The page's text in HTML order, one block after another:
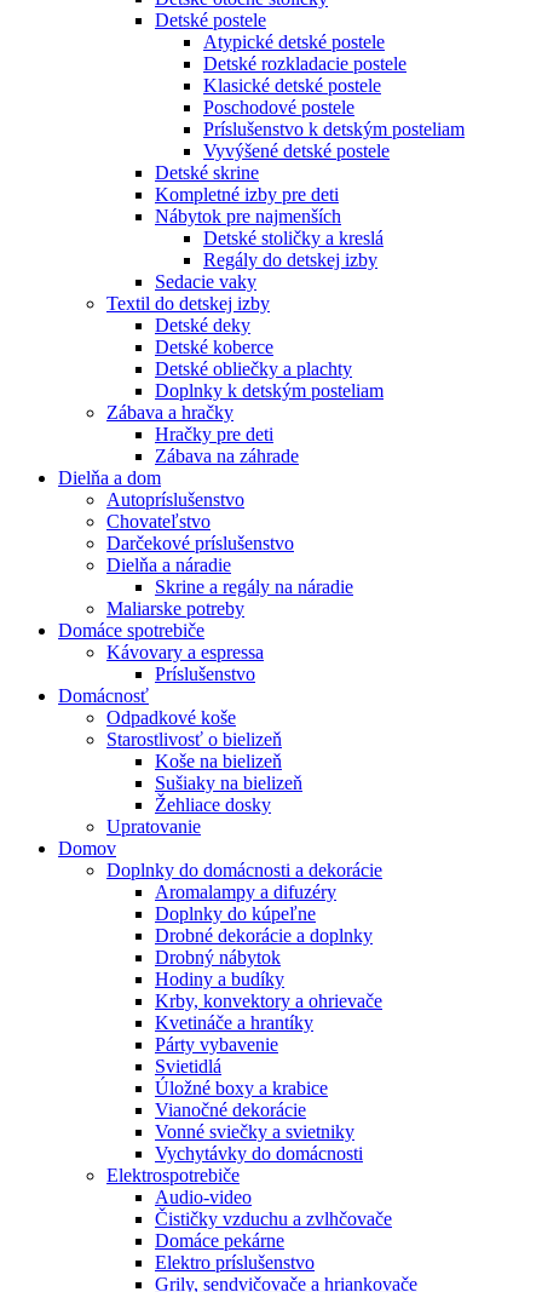
Detské postele
Atypické detské postele
Detské rozkladacie postele
Klasické detské postele
Poschodové postele
Príslušenstvo k detským posteliam
Vyvýšené detské postele
Detské skrine
Kompletné izby pre deti
Nábytok pre najmenších
Detské stoličky a kreslá
Regály do detskej izby
Sedacie vaky
Textil do detskej izby
Detské deky
Detské koberce
Detské obliečky a plachty
Doplnky k detským posteliam
Zábava a hračky
Hračky pre deti
Zábava na záhrade
Dielňa a dom
Autopríslušenstvo
Chovateľstvo
Darčekové príslušenstvo
Dielňa a náradie
Skrine a regály na náradie
Maliarske potreby
Domáce spotrebiče
Kávovary a espressa
Príslušenstvo
Domácnosť
Odpadkové koše
Starostlivosť o bielizeň
Koše na bielizeň
Sušiaky na bielizeň
Žehliace dosky
Upratovanie
Domov
Doplnky do domácnosti a dekorácie
Aromalampy a difuzéry
Doplnky do kúpeľne
Drobné dekorácie a doplnky
Drobný nábytok
Hodiny a budíky
Krby, konvektory a ohrievače
Kvetináče a hrantíky
Párty vybavenie
Svietidlá
Úložné boxy a krabice
Vianočné dekorácie
Vonné sviečky a svietniky
Vychytávky do domácnosti
Elektrospotrebiče
Audio-video
Čističky vzduchu a zvlhčovače
Domáce pekárne
Elektro príslušenstvo
Grily, sendvičovače a hriankovače